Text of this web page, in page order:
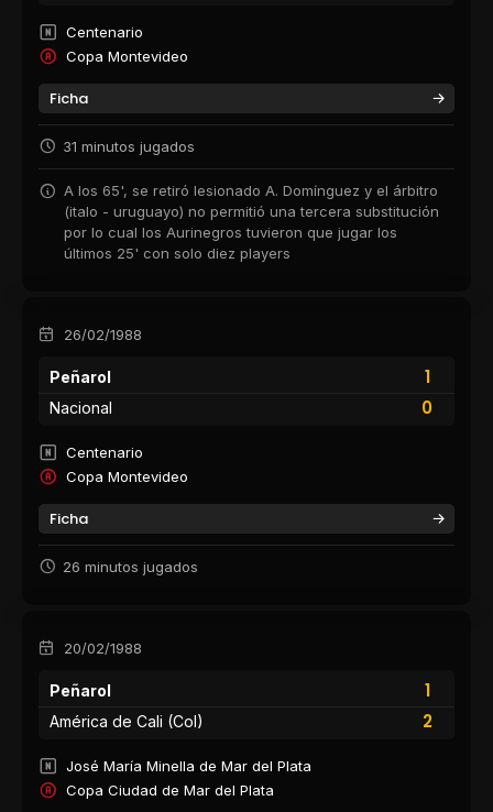
Centenario
Copa Montevideo
Ficha
31 minutos jugados
A los 65', se retiró lesionado A. Domínguez y el árbitro
(italo - uruguayo) no permitió una tercera substitución
por lo cual los Aurinegros tuvieron que jugar los
últimos 25' con solo diez players
26/02/1988
Peñarol
1
0
Nacional
Centenario
Copa Montevideo
Ficha
26 minutos jugados
20/02/1988
Peñarol
1
2
América de Cali (Col)
José María Minella de Mar del Plata
Copa Ciudad de Mar del Plata